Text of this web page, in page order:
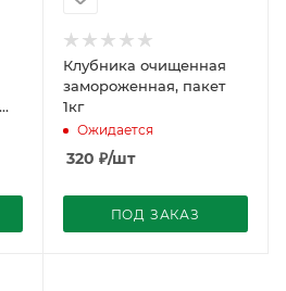
Клубника очищенная
замороженная, пакет
1кг
Ожидается
320 ₽/шт
ПОД ЗАКАЗ